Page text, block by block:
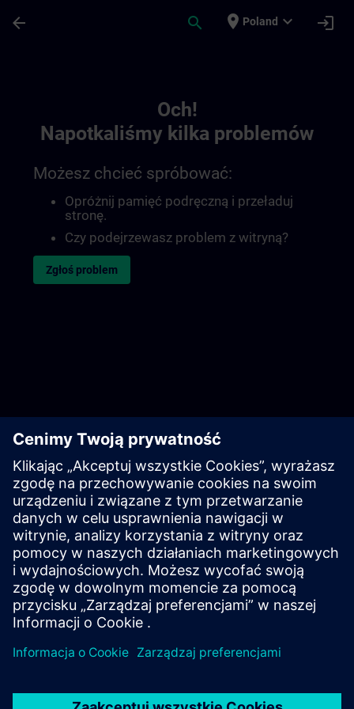
arrow_back search place Poland expand_more login
Och!
Napotkaliśmy kilka problemów
Możesz chcieć spróbować:
Opróżnij pamięć podręczną i przeładuj
stronę.
Czy podejrzewasz problem z witryną?
Zgłoś problem